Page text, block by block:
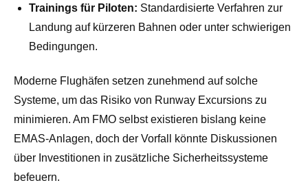
Trainings für Piloten: Standardisierte Verfahren zur
Landung auf kürzeren Bahnen oder unter schwierigen
Bedingungen.
Moderne Flughäfen setzen zunehmend auf solche
Systeme, um das Risiko von Runway Excursions zu
minimieren. Am FMO selbst existieren bislang keine
EMAS-Anlagen, doch der Vorfall könnte Diskussionen
über Investitionen in zusätzliche Sicherheitssysteme
befeuern.